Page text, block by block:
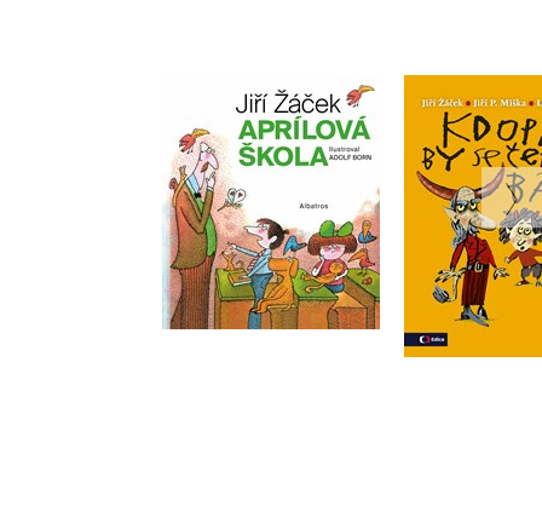
Aprílová škola
Jiří Žáček
Do košíku
Kdopak
bál
Jiří
Do
263 Kč